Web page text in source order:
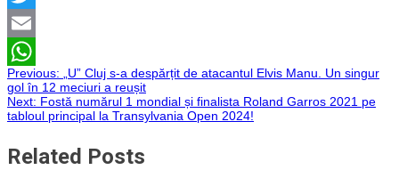
Twitter
Email
WhatsApp
Navigare
în
articole
Previous:
„U” Cluj s-a despărțit de atacantul Elvis Manu. Un singur
gol în 12 meciuri a reușit
Next: Fostă numărul 1 mondial și finalista Roland Garros 2021 pe
tabloul principal la Transylvania Open 2024!
Related Posts